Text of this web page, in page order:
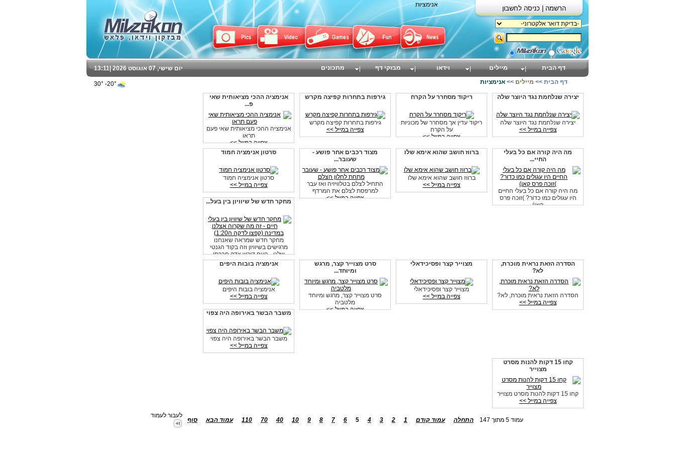
אנימציות
יצירה שנלחמת נגד היוצר שלה
יצירה שנלחמת נגד היוצר שלה
צפייה במייל >>
ריקוד מסחרר על הקרח
ריקוד עדין אך מסחרר של מכוניות
על הקרח
צפייה במייל >>
גירפות בתחרות קפיצה מקרש
גירפות בתחרות קפיצה מקרש
צפייה במייל >>
אנימציה ההכי מציאותית שאי
פ...
אנימציה ההכי מציאותית שאי פעם
תראו
צפייה במייל >>
מה היה קורה אם כל בעלי
החיי...
מה היה קורה אם כל בעלי החיים
היו עגולים כמו כדור? )זוכה פרס
קאן)
ברווז חושב שהוא אימא שלו
ברווז חושב שהוא אימא שלו
צפייה במייל >>
מצוד רכבים אחר פושע -
שעובר...
התחיל לצלם בטלוויזיה ואז עבר
למרפסת לצלם את המרדף
צפייה במייל >>
סרטון אנימציה חמוד
סרטון אנימציה חמוד
צפייה במייל >>
מחקר חדש של שיוויון בין בעל...
מחקר חדש שמראה שאנחנו
מרגישים בשיוויון וזה בקוד הגנטי
שלנו - העם דורש צדק חברתי
עכשיו
הסדרה הזאת נראית מוכרת,
לא?
הסדרה הזאת נראית מוכרת, לא?
צפייה במייל >>
מצוייר קצר ופסיכידאלי
מצוייר קצר ופסיכידאלי
צפייה במייל >>
סרט מצוייר קצר, מרגש
ומיוחד...
סרט מצוייר קצר, מרגש ומיוחד
מלטביה
צפייה במייל >>
אנימציה בובות היפים
אנימציה בובות היפים
צפייה במייל >>
משבר הבשר באירופה היה צפוי
משבר הבשר באירופה היה צפוי
צפייה במייל >>
קחו 15 דקות להנות מסרט
מצוייר
קחו 15 דקות להנות מסרט מצוייר
צפייה במייל >>
עמוד 5 מתוך 147 התחלה עמוד קודם 1
2
3
4
5
6
7
8
9
10
40
70
110 עמוד הבא סוף
לעבור לעמוד
13:11 יום שישי, 07 אוגוסט 2026 | דף הבית מיילים וידאו מבזקי דף מתכונים
20°- 30° דף הבית >> מיילים >> אנימציות
הרשמה | כניסה לחשבון